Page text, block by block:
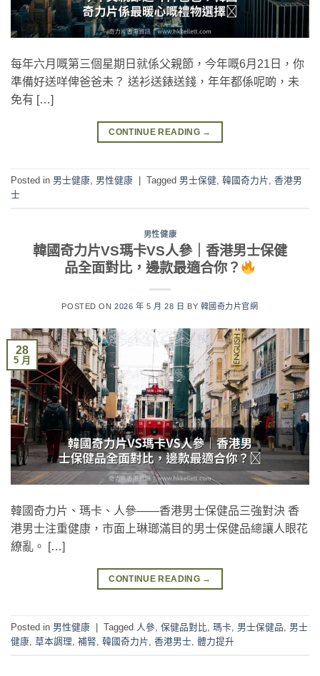
每年六月嘅第三個星期日就係父親節，今年嘅6月21日，你
準備好送咩俾爸爸未？ 送衫送錶送錢，年年都係呢啲，未
免有 […]
CONTINUE READING →
Posted in 男士健康, 男性健康 Tagged 男士保健, 韓國奇力片, 香港男
士
男性健康
韓國奇力片VS瑪卡VS人參｜香港男士保健
品全面對比，邊款最適合你？
POSTED ON2026 年 5 月 28 日 BY 韓國奇力片官網
28
5 月
韓國奇力片、瑪卡、人參——香港男士保健品三強對決 香
港男士注重健康，市面上琳瑯滿目的男士保健品總讓人眼花
繚亂。 […]
CONTINUE READING →
Posted in 男性健康 Tagged 人參, 保健品對比, 瑪卡, 男士保健品, 男士
健康, 草本調理, 補腎, 韓國奇力片, 香港男士, 體力提升